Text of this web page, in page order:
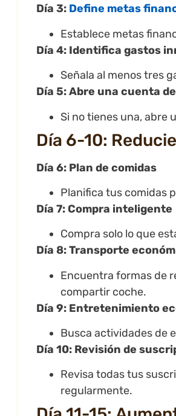
Día 3: Define metas
Establece metas
Día 4: Identifica gastos
Señala al menos tres
Día 5: Abre una cuenta
Si no tienes una, abre
Día 6-10:
Día 6: Plan de comidas
Planifica tus comidas
Día 7: Compra inteligente
Compra solo lo que
Día 8: Transporte
Encuentra formas de
compartir coche.
Día 9: Entretenimiento
Busca actividades de
Día 10: Revisión de
Revisa todas tus
regularmente.